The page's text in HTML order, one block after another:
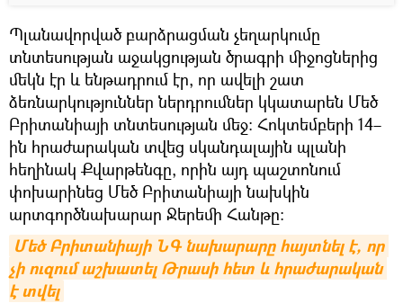
Պլանավորված բարձրացման չեղարկումը
տնտեսության աջակցության ծրագրի միջոցներից
մեկն էր և ենթադրում էր, որ ավելի շատ
ձեռնարկություններ ներդրումներ կկատարեն Մեծ
Բրիտանիայի տնտեսության մեջ: Հոկտեմբերի 14–
ին հրաժարական տվեց սկանդալային պլանի
հեղինակ Քվարթենգը, որին այդ պաշտոնում
փոխարինեց Մեծ Բրիտանիայի նախկին
արտգործնախարար Ջերեմի Հանթը:
Մեծ Բրիտանիայի ՆԳ նախարարը հայտնել է, որ
չի ուզում աշխատել Թրասի հետ և հրաժարական
է տվել